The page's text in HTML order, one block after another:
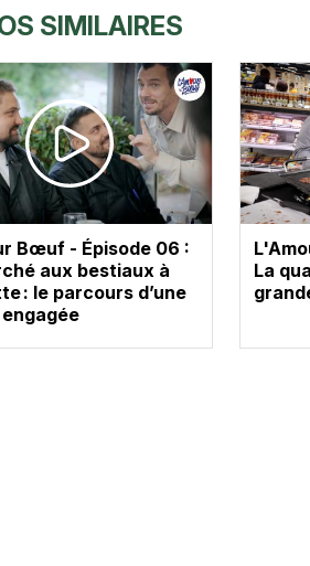
SIMILAIRES
Bœuf - Épisode 06 :
aux bestiaux à
: le parcours d’une
La